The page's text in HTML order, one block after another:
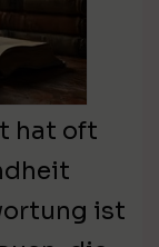
hat oft
ist